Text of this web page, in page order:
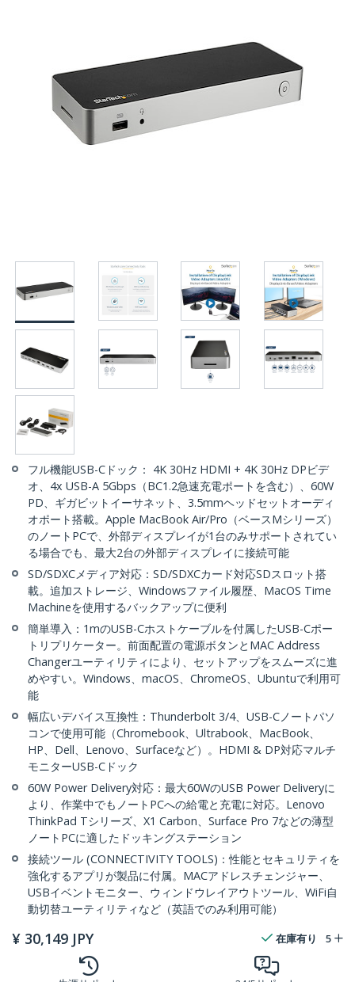
フル機能USB-Cドック： 4K 30Hz HDMI + 4K 30Hz DPビデ
オ、4x USB-A 5Gbps（BC1.2急速充電ポートを含む）、60W
PD、ギガビットイーサネット、3.5mmヘッドセットオーディ
オポート搭載。Apple MacBook Air/Pro（ベースMシリーズ）
のノートPCで、外部ディスプレイが1台のみサポートされてい
る場合でも、最大2台の外部ディスプレイに接続可能
SD/SDXCメディア対応：SD/SDXCカード対応SDスロット搭
載。追加ストレージ、Windowsファイル履歴、MacOS Time
Machineを使用するバックアップに便利
簡単導入：1mのUSB-Cホストケーブルを付属したUSB-Cポー
トリプリケーター。前面配置の電源ボタンとMAC Address
Changerユーティリティにより、セットアップをスムーズに進
めやすい。Windows、macOS、ChromeOS、Ubuntuで利用可
能
幅広いデバイス互換性：Thunderbolt 3/4、USB-Cノートパソ
コンで使用可能（Chromebook、Ultrabook、MacBook、
HP、Dell、Lenovo、Surfaceなど）。HDMI & DP対応マルチ
モニターUSB-Cドック
60W Power Delivery対応：最大60WのUSB Power Deliveryに
より、作業中でもノートPCへの給電と充電に対応。Lenovo
ThinkPad Tシリーズ、X1 Carbon、Surface Pro 7などの薄型
ノートPCに適したドッキングステーション
接続ツール (CONNECTIVITY TOOLS)：性能とセキュリティを
強化するアプリが製品に付属。MACアドレスチェンジャー、
USBイベントモニター、ウィンドウレイアウトツール、WiFi自
動切替ユーティリティなど（英語でのみ利用可能）
¥ 30,149 JPY 在庫有り 5